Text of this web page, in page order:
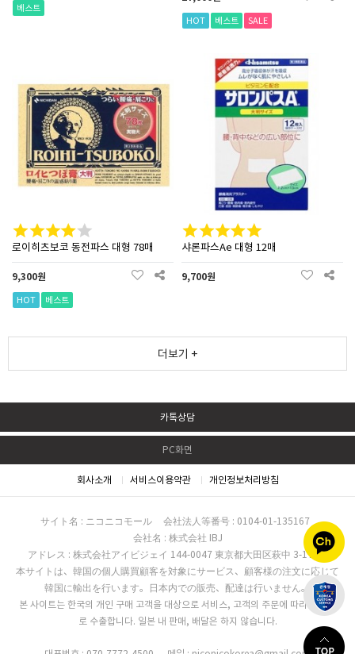
베스트
HOT 베스트 SALE
로이히츠보코 동전파스 대형 78매
9,300원
HOT 베스트
샤론파스Ae 대형 12매
9,700원
더보기 +
카톡상담
PC화면
회사소개 서비스이용약관 개인정보처리방침
サイト名 : ニコニコモール
会社法人等番号 : 0104-01-135167
会社名 : 株式会社 IBJ
アドレス : 株式会社アイビジェイ 144-0047 東京都大田区萩中 3-17-16
本サイトは、韓国の個人購買顧客を対象にサービス、顧客様の注文に応じて
韓国に輸出を行います。日本内での販売、配達は行いません。
본 사이트는 한국의 개인 구매 고객을 대상으로 서비스, 고객의 주문에 따라 한국으
로 수출합니다. 일본 내 판매, 배달은 하지 않습니다.